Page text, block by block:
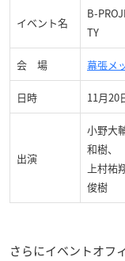
イベント名
B-
TY
会 場 幕張メ
日時 11月20
出演
小野大
和樹、
上村祐
俊樹
さらにイベントオフ